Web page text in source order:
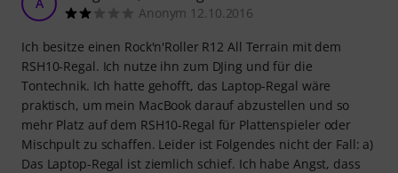
Anonym 12.10.2016
Ich besitze einen Rock'n'Roller R12 All Terrain mit dem
RSH10-Regal. Ich nutze ihn zum DJing und für die
Tontechnik. Ich hatte gehofft, das Laptop-Regal wäre
praktisch, um mein MacBook darauf abzustellen und so
mehr Platz auf dem RSH10-Regal für Plattenspieler oder
Mischpult zu schaffen. Leider ist Folgendes nicht der Fall: a)
Das Laptop-Regal ist ziemlich schief. Ich habe Angst, dass